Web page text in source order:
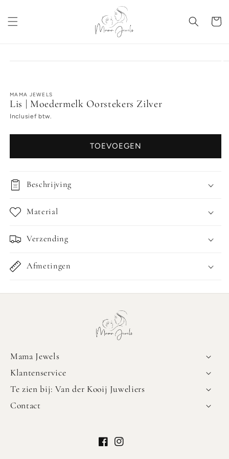
content
MAMA JEWELS
Lis | Moedermelk Oorstekers Zilver
Inclusief btw.
TOEVOEGEN
Beschrijving
Material
Verzending
Afmetingen
Mama Jewels
Klantenservice
Te zien bij: Van der Kooij Juweliers
Contact
FacebookInstagram